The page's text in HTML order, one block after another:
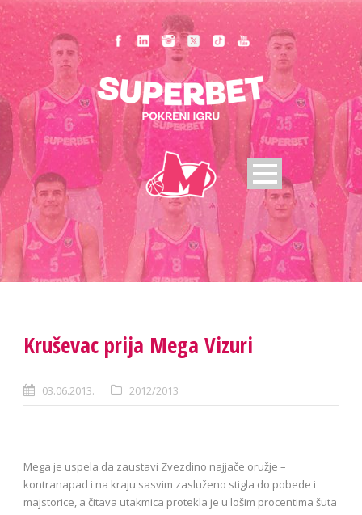
Kruševac prija Mega Vizuri
03.06.2013. 2012/2013
Mega je uspela da zaustavi Zvezdino najjače oružje –
kontranapad i na kraju sasvim zasluženo stigla do pobede i
majstorice, a čitava utakmica protekla je u lošim procentima šuta